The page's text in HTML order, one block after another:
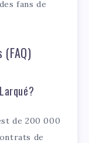
fans de
de 200 000
de